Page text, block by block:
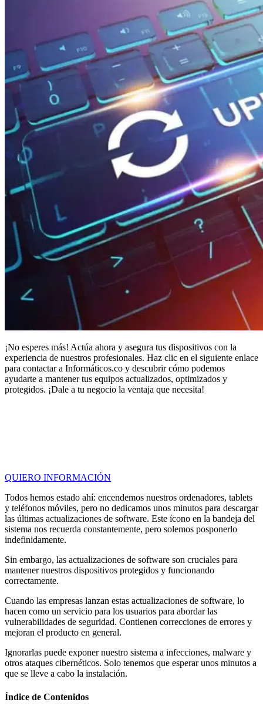
¡No esperes más! Actúa ahora y asegura tus dispositivos con la
experiencia de nuestros profesionales. Haz clic en el siguiente enlace
para contactar a Informáticos.co y descubrir cómo podemos
ayudarte a mantener tus equipos actualizados, optimizados y
protegidos. ¡Dale a tu negocio la ventaja que necesita!
QUIERO INFORMACIÓN
Todos hemos estado ahí: encendemos nuestros ordenadores, tablets
y teléfonos móviles, pero no dedicamos unos minutos para descargar
las últimas actualizaciones de software. Este ícono en la bandeja del
sistema nos recuerda constantemente, pero solemos posponerlo
indefinidamente.
Sin embargo, las actualizaciones de software son cruciales para
mantener nuestros dispositivos protegidos y funcionando
correctamente.
Cuando las empresas lanzan estas actualizaciones de software, lo
hacen como un servicio para los usuarios para abordar las
vulnerabilidades de seguridad. Contienen correcciones de errores y
mejoran el producto en general.
Ignorarlas puede exponer nuestro sistema a infecciones, malware y
otros ataques cibernéticos. Solo tenemos que esperar unos minutos a
que se lleve a cabo la instalación.
Índice de Contenidos